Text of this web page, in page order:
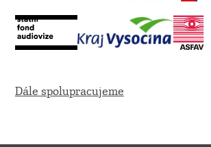
Dále spolupracujeme